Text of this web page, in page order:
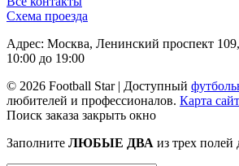
Схема проезда
Адрес: Москва, Ленинский проспект
10:00 до 19:00
© 2026 Football Star | Доступный
любителей и профессионалов. Карта
Поиск заказа закрыть окно
Заполните ЛЮБЫЕ ДВА из трех полей